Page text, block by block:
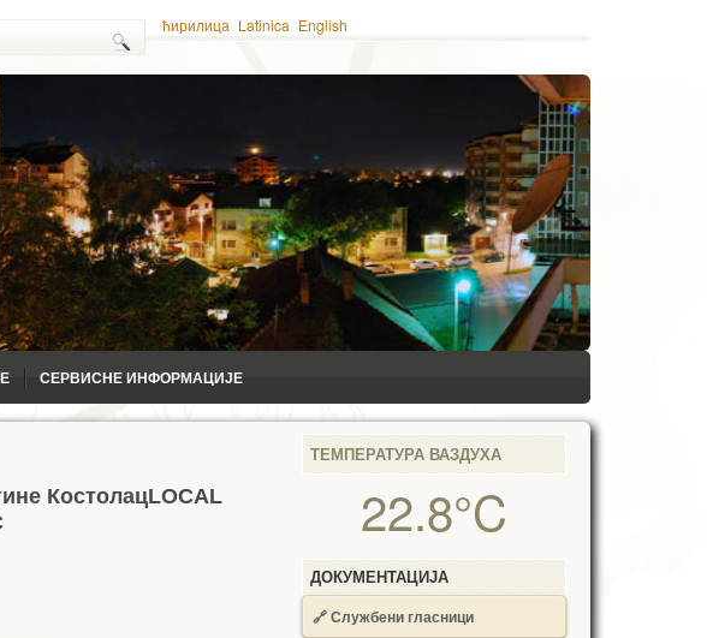
ћирилица Latinica English
СЕРВИСНЕ ИНФОРМАЦИЈЕ
КостолацLOCAL
ТЕМПЕРАТУРА ВАЗДУХА
22.8°C
ДОКУМЕНТАЦИЈА
🔗Службени гласници